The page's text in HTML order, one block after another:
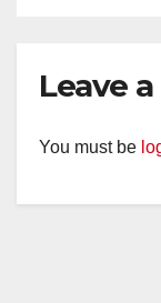
Leave
You must be